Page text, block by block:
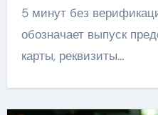
5 минут без
обозначает выпуск
карты, реквизиты…